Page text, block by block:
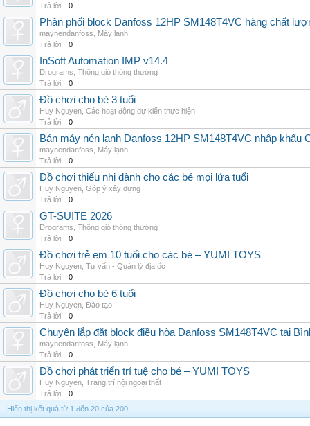
Trả lời:
0
Phân phối block Danfoss 12HP SM148T4VC hàng chất
maynendanfoss
Máy lạnh
Trả lời:
0
InSoft Automation IMP v14.4
Drograms Thông gió thông thường
Trả lời:
0
Đồ chơi cho bé 3 tuổi
Huy Nguyen Các hoạt động dự kiến thực hiện
Trả lời:
0
Bán máy nén lạnh Danfoss 12HP SM148T4VC nhập khẩu
maynendanfoss
Máy lạnh
Trả lời:
0
Đồ chơi thiếu nhi dành cho các bé mọi lứa tuổi
Huy Nguyen Góp ý xây dựng
Trả lời:
0
GT-SUITE 2026
Drograms Thông gió thông thường
Trả lời:
0
Đồ chơi trẻ em 10 tuổi cho các bé – YUMI TOYS
Huy Nguyen Tư vấn - Quản lý địa ốc
Trả lời:
0
Đồ chơi cho bé 6 tuổi
Huy Nguyen Đào tạo
Trả lời:
0
Chuyên lắp đặt block điều hòa Danfoss SM148T4VC tại
maynendanfoss
Máy lạnh
Trả lời:
0
Đồ chơi phát triển trí tuệ cho bé – YUMI TOYS
Huy Nguyen Trang trí nội ngoại thất
Trả lời:
0
Hiển thị kết quả từ 1 đến 20 của 200